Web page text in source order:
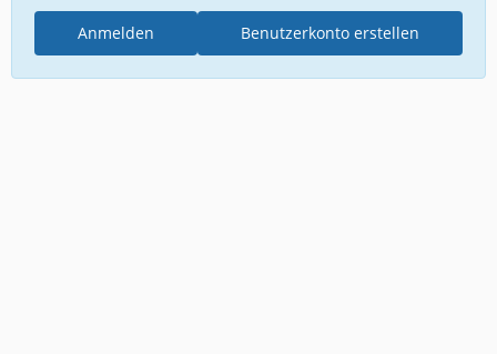
Benutzerkonto erstellen
Anmelden